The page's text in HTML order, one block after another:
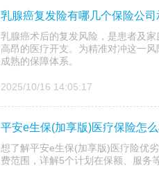
乳腺癌复发险有哪几个保险公
乳腺癌术后的复发风险，是患者及
高昂的医疗开支。为精准对冲这一
成熟的保障体系。
2025/10/16 14:05:17
平安e生保(加享版)医疗保险怎
想了解平安e生保(加享版)医疗险优
费范围，详解5个计划在保额、服务